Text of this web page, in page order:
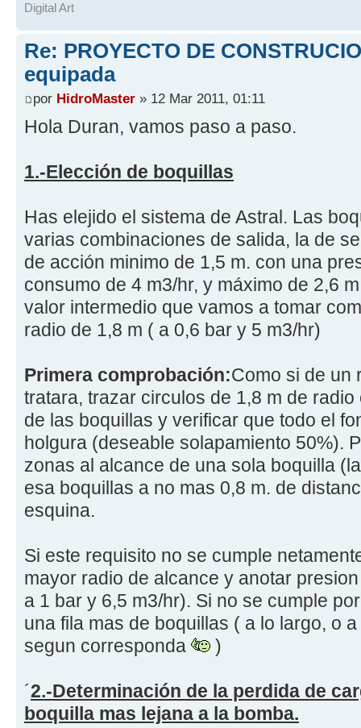
Digital Art
Re: PROYECTO DE
equipada
por HidroMaster » 12 Mar 2011, 01:11
Hola Duran, vamos paso a paso.
1.-Elección de boquillas
Has elejido el sistema de Astral. Las
varias combinaciones de salida, la de
de acción minimo de 1,5 m. con una
consumo de 4 m3/hr, y máximo de 2,6
valor intermedio que vamos a tomar
radio de 1,8 m ( a 0,6 bar y 5 m3/hr)
Primera comprobación:Como si de un
tratara, trazar circulos de 1,8 m de
de las boquillas y verificar que todo el
holgura (deseable solapamiento 50%).
zonas al alcance de una sola boquilla
esa boquillas a no mas 0,8 m. de
esquina.
Si este requisito no se cumple
mayor radio de alcance y anotar
a 1 bar y 6,5 m3/hr). Si no se cumple
una fila mas de boquillas ( a lo largo, o
segun corresponda
)
´2.-Determinación de la perdida de
boquilla mas lejana a la bomba.